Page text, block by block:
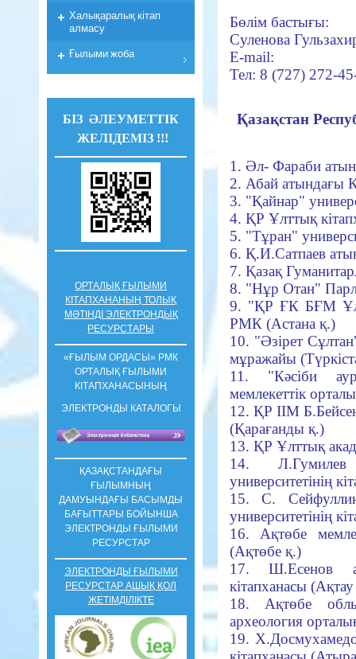
Бөлім бастығы:
Суленова
E-mail:
Тел: 8 (727) 272-
Қазақстан
1 . Әл- Фараби
2. Абай атындағы
3. "Қайнар"
4. ҚР Ұлттық
5. "Тұран"
6. Қ.И.Сатпаев
7. Қазақ
8. "Нұр Отан"
9. "ҚР ҒК БҒМ
РМК (Астана қ.)
10. "Әзірет
мұражайы
11. "Кәсіби
мемлекеттік
12. ҚР ІІМ
(Қарағанды қ.)
13. ҚР Ұлттық
14. Л.
университетінің
15. С.
университетінің
16. Ақтөбе
(Ақтөбе қ.)
17. Ш.Есенов
кітапханасы
18. Ақтөбе
археология
19. Х.
Халықаралық кітап
алмасу
Ғылыми жоба
БІЗ ӘЛЕУМЕТТІК
ЖЕЛІДЕМІЗ !!!
ОРТАЛЫҚ ҒЫЛЫМИ
КІТАПХАНАНЫҢ ТОЛЫҚ
МӘТІНДІ ЭЛЕКТРОНДЫҚ
РЕСУРСТАРЫ
«ҒЫЛЫМ ОРДАСЫ» РМК
ОРТАЛЫҚ ҒЫЛЫМИ
КIТАПХАНАСЫНЫҢ
ЭЛЕКТРОНДЫ КАТАЛОГЫ
ҚАЗАҚСТАНДАҒЫ
ҒЫЛЫМНЫҢ
ДАМУЫНДАҒЫ БАСЫМДЫ
БАҒЫТТАРЫ БОЙЫНША
ЭЛЕКТРОНДЫ ҒЫЛЫМИ
РЕСУРСТАР
ЭЛЕКТРОНДЫ ҒЫЛЫМИ
РЕСУРСТАР АШЫҚ ҚОЛ
ЖЕТІМДІЛІКТЕ